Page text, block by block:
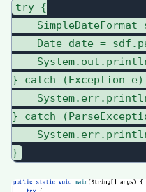
try {
SimpleDateFormat
Date date =
} catch (Exception
} catch